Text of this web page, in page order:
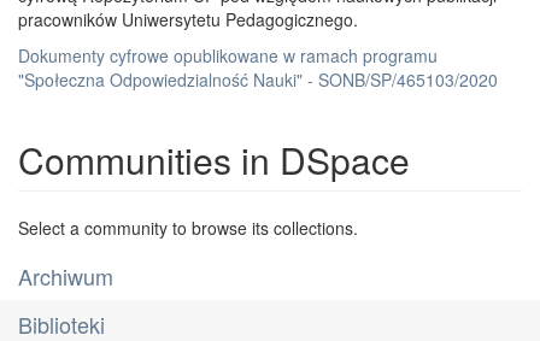
pracowników Uniwersytetu Pedagogicznego.
Dokumenty cyfrowe opublikowane w ramach programu
"Społeczna Odpowiedzialność Nauki" - SONB/SP/465103/2020
Communities in DSpace
Select a community to browse its collections.
Archiwum
Biblioteki